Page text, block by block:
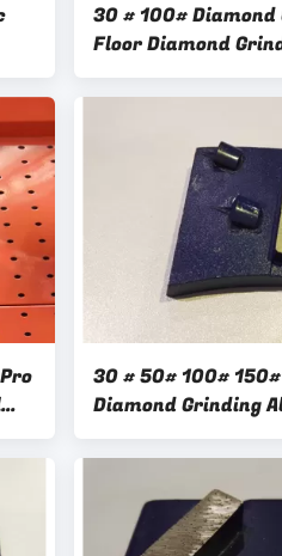
30 # 100#
Floor Diamond
Gloden Leveling
30 # 50# 100#
Diamond Grinding
Concrete Floor